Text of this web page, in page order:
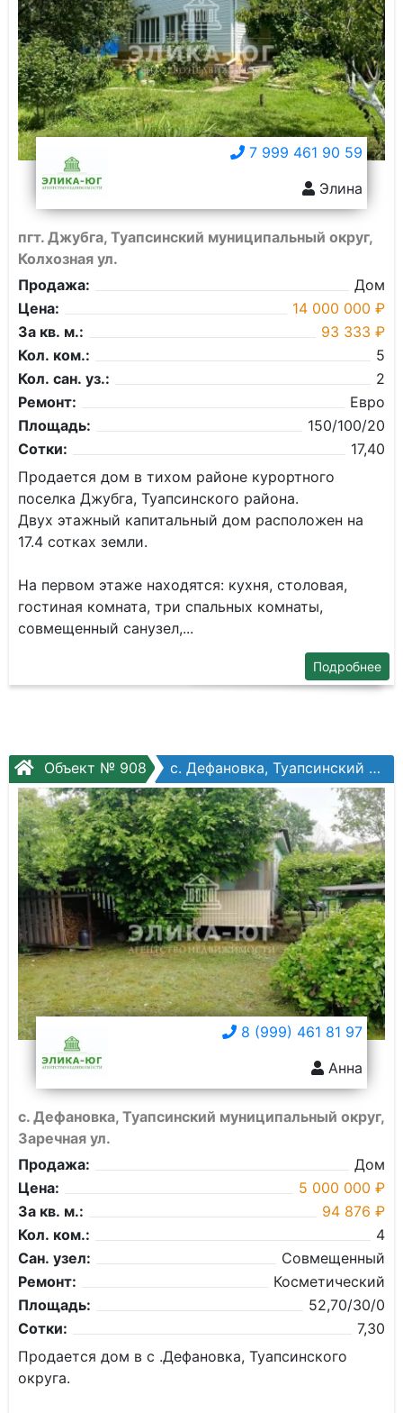
7 999 461 90 59
Элина
пгт. Джубга, Туапсинский муниципальный округ,
Колхозная ул.
Продажа:
Дом
Цена:
14 000 000 ₽
За кв. м.:
93 333 ₽
Кол. ком.:
5
Кол. сан. уз.:
2
Ремонт:
Евро
Площадь:
150/100/20
Сотки:
17,40
Продается дом в тихом районе курортного
поселка Джубга, Туапсинского района.
Двух этажный капитальный дом расположен на
17.4 сотках земли.
На первом этаже находятся: кухня, столовая,
гостиная комната, три спальных комнаты,
совмещенный санузел,...
Подробнее
Объект № 908 с. Дефановка, Туапсинский муниципальный округ, Заречная ул.
8 (999) 461 81 97
Анна
с. Дефановка, Туапсинский муниципальный округ,
Заречная ул.
Продажа:
Дом
Цена:
5 000 000 ₽
За кв. м.:
94 876 ₽
Кол. ком.:
4
Сан. узел:
Совмещенный
Ремонт:
Косметический
Площадь:
52,70/30/0
Сотки:
7,30
Продается дом в с .Дефановка, Туапсинского
округа.